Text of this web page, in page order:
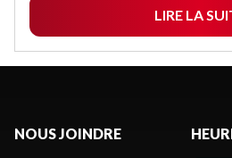
LIRE LA
NOUS JOINDRE